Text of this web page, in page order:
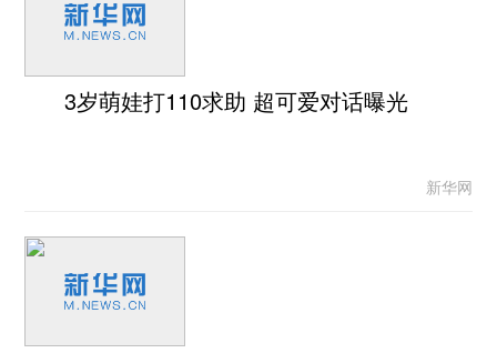
3岁萌娃打110求助 超可爱对话曝光
新华网